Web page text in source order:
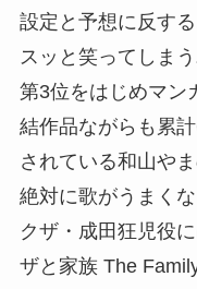
設定と予想に反す
スッと笑ってしま
第3位をはじめマン
結作品ながらも累
されている和山や
絶対に歌がうまく
クザ・成田狂児役
ザと家族 The